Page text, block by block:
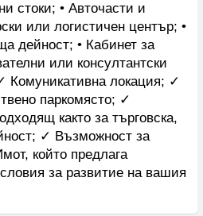
стоки; • Авточасти и
или логистичен център; •
дейност; • Кабинет за
или консултантски
Комуникативна локация; ✓
паркомясто; ✓
както за търговска,
✓ Възможност за
който предлага
за развитие на вашия